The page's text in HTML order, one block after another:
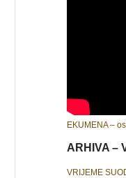
EKUMENA –
ARHIVA –
VRIJEME